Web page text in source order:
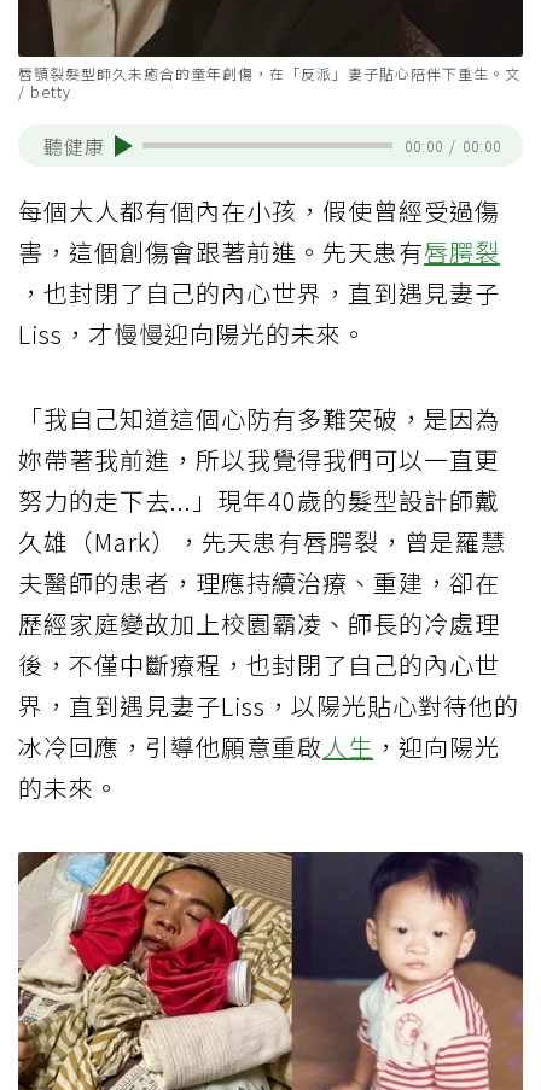
唇顎裂髮型師久未癒合的童年創傷，在「反派」妻子貼心陪伴下重生。文
/ betty
聽健康 00:00 / 00:00
每個大人都有個內在小孩，假使曾經受過傷
害，這個創傷會跟著前進。先天患有唇腭裂
，也封閉了自己的內心世界，直到遇見妻子
Liss，才慢慢迎向陽光的未來。
「我自己知道這個心防有多難突破，是因為
妳帶著我前進，所以我覺得我們可以一直更
努力的走下去...」現年40歲的髮型設計師戴
久雄（Mark），先天患有唇腭裂，曾是羅慧
夫醫師的患者，理應持續治療、重建，卻在
歷經家庭變故加上校園霸凌、師長的冷處理
後，不僅中斷療程，也封閉了自己的內心世
界，直到遇見妻子Liss，以陽光貼心對待他的
冰冷回應，引導他願意重啟人生 ，迎向陽光
的未來。